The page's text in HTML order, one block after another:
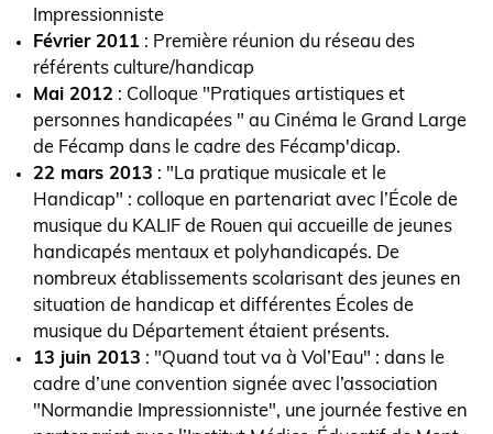
Impressionniste
Février 2011 : Première réunion du réseau des
référents culture/handicap
Mai 2012 : Colloque "Pratiques artistiques et
personnes handicapées " au Cinéma le Grand Large
de Fécamp dans le cadre des Fécamp'dicap.
22 mars 2013 : "La pratique musicale et le
Handicap" : colloque en partenariat avec l’École de
musique du KALIF de Rouen qui accueille de jeunes
handicapés mentaux et polyhandicapés. De
nombreux établissements scolarisant des jeunes en
situation de handicap et différentes Écoles de
musique du Département étaient présents.
13 juin 2013 : "Quand tout va à Vol’Eau" : dans le
cadre d’une convention signée avec l’association
"Normandie Impressionniste", une journée festive en